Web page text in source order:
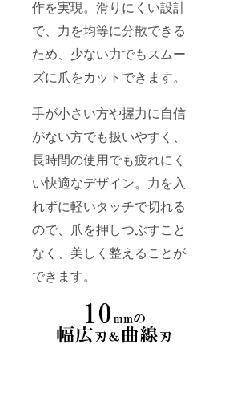
作を実現。滑りにくい設計
で、力を均等に分散できる
ため、少ない力でもスムー
ズに爪をカットできます。
手が小さい方や握力に自信
がない方でも扱いやすく、
長時間の使用でも疲れにく
い快適なデザイン。力を入
れずに軽いタッチで切れる
ので、爪を押しつぶすこと
なく、美しく整えることが
できます。